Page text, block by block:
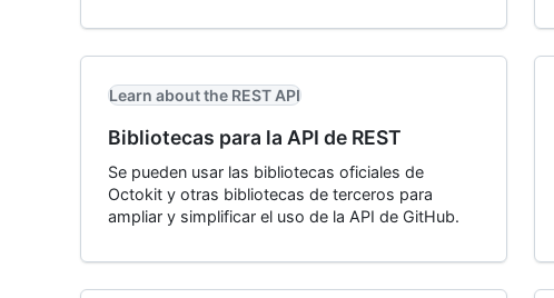
Learn about the REST API
Bibliotecas para la API de REST
Se pueden usar las bibliotecas oficiales de
Octokit y otras bibliotecas de terceros para
ampliar y simplificar el uso de la API de GitHub.